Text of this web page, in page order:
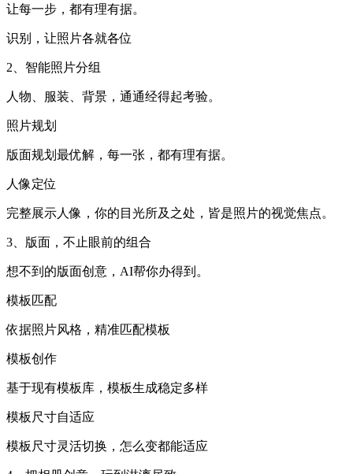
让每一步，都有理有据。
识别，让照片各就各位
2、智能照片分组
人物、服装、背景，通通经得起考验。
照片规划
版面规划最优解，每一张，都有理有据。
人像定位
完整展示人像，你的目光所及之处，皆是照片的视觉焦点。
3、版面，不止眼前的组合
想不到的版面创意，AI帮你办得到。
模板匹配
依据照片风格，精准匹配模板
模板创作
基于现有模板库，模板生成稳定多样
模板尺寸自适应
模板尺寸灵活切换，怎么变都能适应